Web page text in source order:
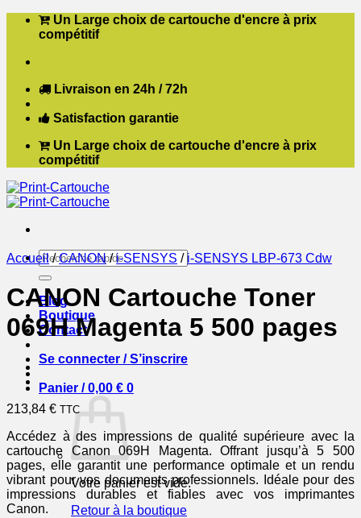
Passer Un Large choix de cartouche d'encre à prix
compétitif
Livraison en 24h / 72h
Satisfaction garantie
Un Large choix de cartouche d'encre à prix
compétitif
Recherche
pour :
Blog
Boutique
Contact
Se connecter / S’inscrire
Panier /0,00 € 0
Votre panier est vide.
Retour à la boutique
Accueil / CANON / i-SENSYS / i-SENSYS LBP-673 Cdw
CANON Cartouche Toner
069H Magenta 5 500 pages
213,84 € TTC
Accédez à des impressions de qualité supérieure avec la
cartouche Canon 069H Magenta. Offrant jusqu’à 5 500
pages, elle garantit une performance optimale et un rendu
vibrant pour vos documents professionnels. Idéale pour des
impressions durables et fiables avec vos imprimantes
Canon.